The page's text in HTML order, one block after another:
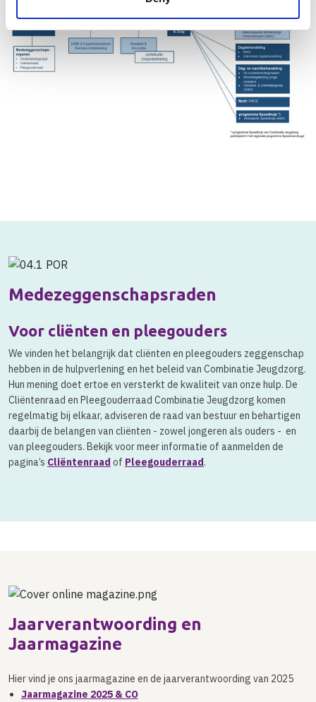
Medezeggenschapsraden
Voor cliënten en pleegouders
We vinden het belangrijk dat cliënten en pleegouders zeggenschap
hebben in de hulpverlening en het beleid van Combinatie Jeugdzorg.
Hun mening doet ertoe en versterkt de kwaliteit van onze hulp. De
Cliëntenraad en Pleegouderraad Combinatie Jeugdzorg komen
regelmatig bij elkaar, adviseren de raad van bestuur en behartigen
daarbij de belangen van cliënten - zowel jongeren als ouders - en
van pleegouders. Bekijk voor meer informatie of aanmelden de
pagina’s Cliëntenraad of Pleegouderraad.
Jaarverantwoording en
Jaarmagazine
Hier vind je ons jaarmagazine en de jaarverantwoording van 2025
Jaarmagazine 2025 & CO